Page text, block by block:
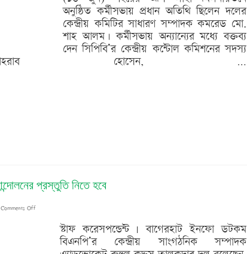
অনুষ্ঠিত কর্মীসভায় প্রধান অতিথি ছিলেন দলের
কেন্দ্রীয় কমিটির সাধারণ সম্পাদক কমরেড মো.
শাহ আলম। কর্মীসভায় অন্যান্যের মধ্যে বক্তব্য
দেন সিপিবি’র কেন্দ্রীয় কন্টোল কমিশনের সদস্য
হোসেন, …
প্রস্তুতি নিতে হবে
Comments Offon
নেতাকর্মীদের
স্টাফ করেসপন্ডেন্ট | বাগেরহাট ইনফো ডটকম
বিএনপি’র কেন্দ্রীয় সাংগঠনিক সম্পাদক